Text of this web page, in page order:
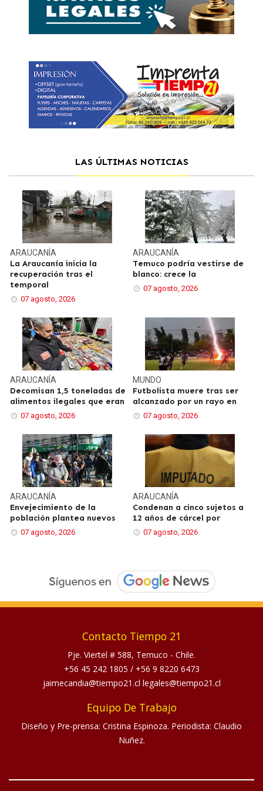
LAS ÚLTIMAS NOTICIAS
ARAUCANÍA
La Araucanía inicia la
recuperación tras el
temporal
07 agosto, 2026
ARAUCANÍA
Temuco podría vestirse de
blanco: crece la
07 agosto, 2026
ARAUCANÍA
Decomisan 1,5 toneladas de
alimentos ilegales que eran
07 agosto, 2026
MUNDO
Futbolista muere tras ser
alcanzado por un rayo en
07 agosto, 2026
ARAUCANÍA
Envejecimiento de la
población plantea nuevos
07 agosto, 2026
ARAUCANÍA
Condenan a cinco sujetos a
12 años de cárcel por
07 agosto, 2026
Contacto Tiempo 21
Pje. Viertel # 588, Temuco - Chile.
+56 45 242 1805 / +56 9 8220 6473
jaimecandia@tiempo21.cl legales@tiempo21.cl
Equipo De Trabajo
Diseño y Pre-prensa: Cristina Espinoza. Periodista: Claudio
Nuñez.